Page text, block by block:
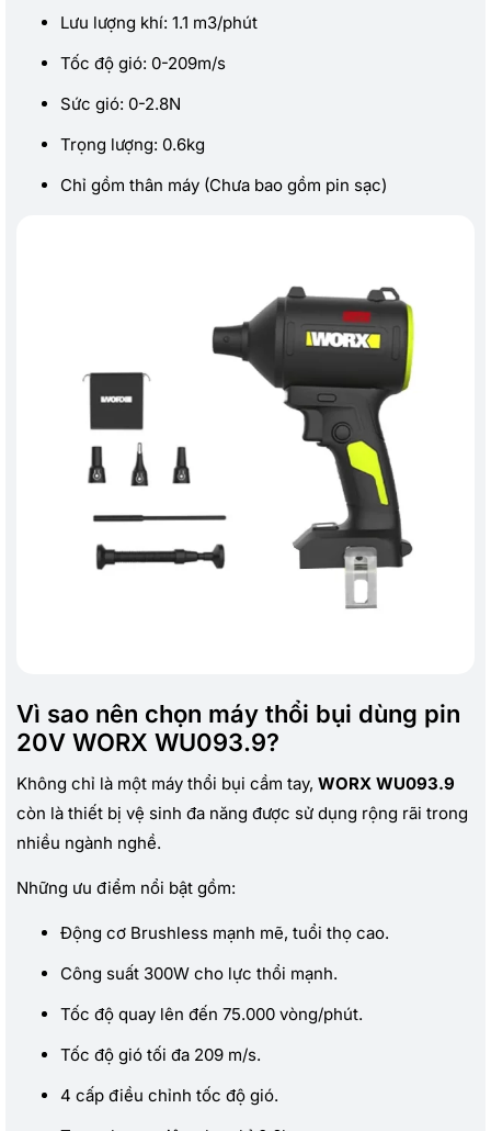
Lưu lượng khí: 1.1 m3/phút
Tốc độ gió: 0-209m/s
Sức gió: 0-2.8N
Trọng lượng: 0.6kg
Chỉ gồm thân máy (Chưa bao gồm pin sạc)
Vì sao nên chọn máy thổi bụi dùng pin
20V WORX WU093.9?
Không chỉ là một máy thổi bụi cầm tay, WORX WU093.9
còn là thiết bị vệ sinh đa năng được sử dụng rộng rãi trong
nhiều ngành nghề.
Những ưu điểm nổi bật gồm:
Động cơ Brushless mạnh mẽ, tuổi thọ cao.
Công suất 300W cho lực thổi mạnh.
Tốc độ quay lên đến 75.000 vòng/phút.
Tốc độ gió tối đa 209 m/s.
4 cấp điều chỉnh tốc độ gió.